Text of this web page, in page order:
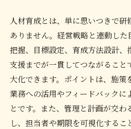
会社概要
人材育成とは、単に思いつきで
ありません。経営戦略と連動し
把握、目標設定、育成方法設計、
支援までが一貫してつながること
大化できます。ポイントは、施策
業務への活用やフィードバックに
とです。また、管理と計画が交わ
し、担当者や期限を可視化する